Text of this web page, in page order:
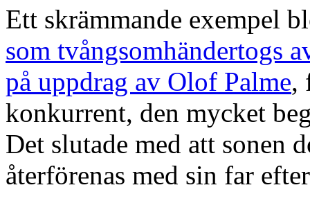
Ett skrämmande exempel
som tvångsomhändertogs
på uppdrag av Olof Palme,
konkurrent, den mycket
Det slutade med att sonen
återförenas med sin far